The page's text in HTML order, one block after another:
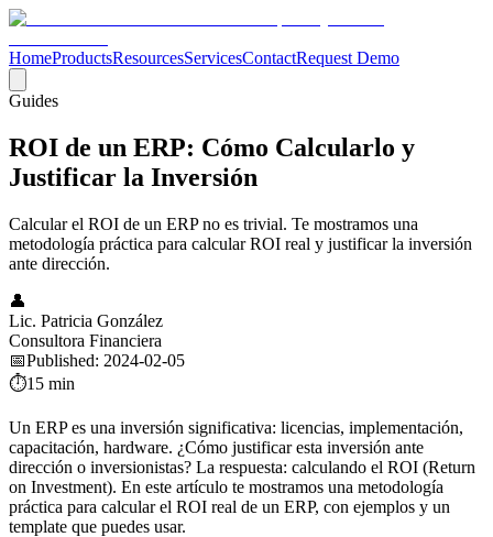
HomeProductsResourcesServicesContactRequest Demo
Guides
ROI de un ERP: Cómo Calcularlo y
Justificar la Inversión
Calcular el ROI de un ERP no es trivial. Te mostramos una
metodología práctica para calcular ROI real y justificar la inversión
ante dirección.
👤
Lic. Patricia González
Consultora Financiera
📅Published: 2024-02-05
⏱️15 min
Un ERP es una inversión significativa: licencias, implementación,
capacitación, hardware. ¿Cómo justificar esta inversión ante
dirección o inversionistas? La respuesta: calculando el ROI (Return
on Investment). En este artículo te mostramos una metodología
práctica para calcular el ROI real de un ERP, con ejemplos y un
template que puedes usar.